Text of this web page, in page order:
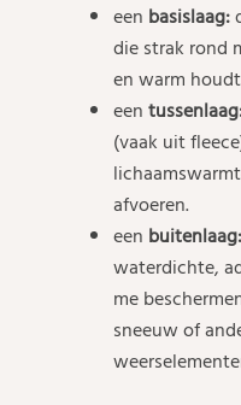
een basislaag:
die strak rond
en warm
een
(vaak uit
afvoeren.
een buitenlaag:
waterdichte,
me
sneeuw of